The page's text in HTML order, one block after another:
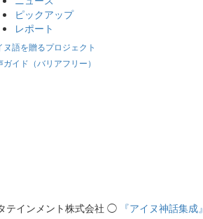
ピックアップ
レポート
ヌ語を贈るプロジェクト
ガイド（バリアフリー）
テインメント株式会社 ◯ 『アイヌ神話集成』